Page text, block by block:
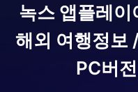
녹스 앱플레이
해외 여행정보
PC버